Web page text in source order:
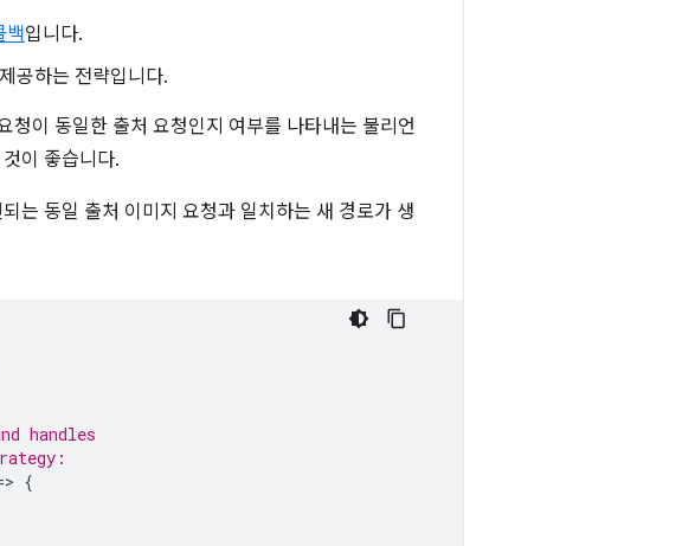
백입니다.
공하는 전략입니다.
청이 동일한 출처 요청인지 여부를 나타내는 불리언
이 좋습니다.
는 동일 출처 이미지 요청과 일치하는 새 경로가 생
handles
> {